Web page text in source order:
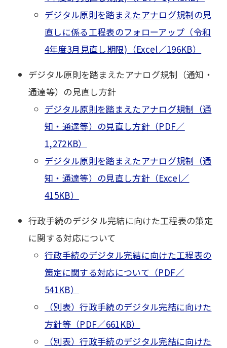
デジタル原則を踏まえたアナログ規制の見
直しに係る工程表のフォローアップ（令和
4年度3月見直し期限)（Excel／196KB）
デジタル原則を踏まえたアナログ規制（通知・
通達等）の見直し方針
デジタル原則を踏まえたアナログ規制（通
知・通達等）の見直し方針（PDF／
1,272KB）
デジタル原則を踏まえたアナログ規制（通
知・通達等）の見直し方針（Excel／
415KB）
行政手続のデジタル完結に向けた工程表の策定
に関する対応について
行政手続のデジタル完結に向けた工程表の
策定に関する対応について（PDF／
541KB）
（別表）行政手続のデジタル完結に向けた
方針等（PDF／661KB）
（別表）行政手続のデジタル完結に向けた